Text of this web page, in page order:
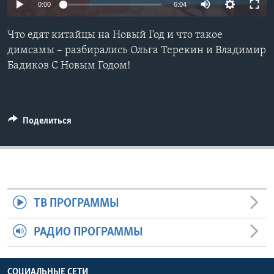
СОЦИАЛЬНЫЕ СЕТИ
0:00 6:04
Что едят китайцы на Новый Год и что такое
димсамы – разбирались Ольга Терекин и Владимир
Бадиков С Новым Годом!
Поделиться
ТВ ПРОГРАММЫ
РАДИО ПРОГРАММЫ